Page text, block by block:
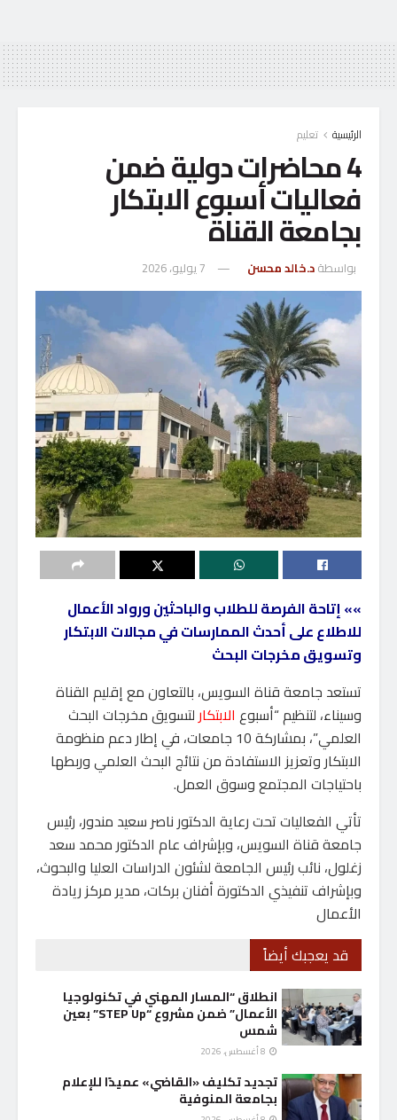
الرئيسية تعليم
4 محاضرات دولية ضمن
فعاليات أسبوع الابتكار
بجامعة القناة
بواسطةد.خالد محسن 7 يوليو، 2026
»» إتاحة الفرصة للطلاب والباحثينورواد الأعمال
للاطلاع على أحدث الممارسات في مجالات الابتكار
وتسويق مخرجات البحث
تستعد جامعة قناة السويس، بالتعاون مع إقليم القناة
وسيناء، لتنظيم “أسبوع الابتكار لتسويق مخرجات البحث
العلمي”، بمشاركة 10 جامعات، في إطار دعم منظومة
الابتكار وتعزيز الاستفادة من نتائج البحث العلمي وربطها
باحتياجات المجتمع وسوق العمل.
تأتي الفعاليات تحت رعاية الدكتور ناصر سعيد مندور، رئيس
جامعة قناة السويس، وبإشراف عام الدكتور محمد سعد
زغلول، نائب رئيس الجامعة لشئون الدراسات العليا والبحوث،
وبإشراف تنفيذي الدكتورة أفنان بركات، مدير مركز ريادة
الأعمال
قد يعجبك أيضاً
انطلاق “المسار المهني في تكنولوجيا
الأعمال” ضمن مشروع “STEP Up” بعين
شمس
تجديد تكليف «القاضي» عميدًا للإعلام
بجامعة المنوفية